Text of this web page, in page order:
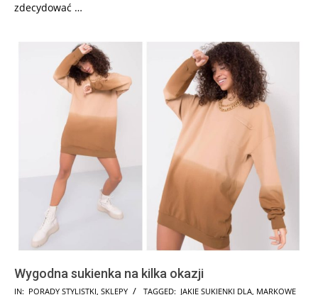
zdecydować …
Wygodna sukienka na kilka okazji
2025-
IN: PORADY STYLISTKI SKLEPY TAGGED: JAKIE SUKIENKI DLA MARKOWE